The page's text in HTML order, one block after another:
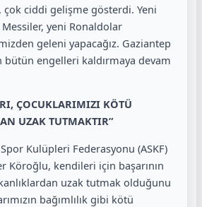
çok ciddi gelişme gösterdi. Yeni
yeni Ronaldolar
geleni yapacağız. Gaziantep
engelleri kaldırmaya devam
ÇOCUKLARIMIZI KÖTÜ
UZAK TUTMAKTIR”
Kulüpleri Federasyonu (ASKF)
Köroğlu, kendileri için başarının
uzak tutmak olduğunu
bağımlılık gibi kötü